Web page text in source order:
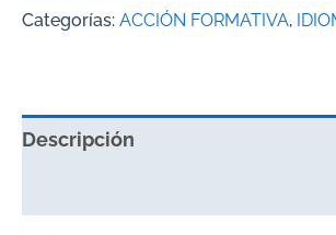
Categorías: ACCIÓN FORMATIVA,
Descripción